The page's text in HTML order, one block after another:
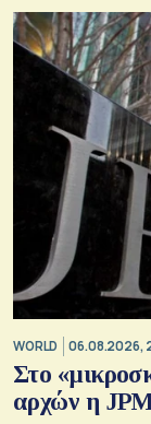
WORLD 06.08.2026,
Στο
αρχών η